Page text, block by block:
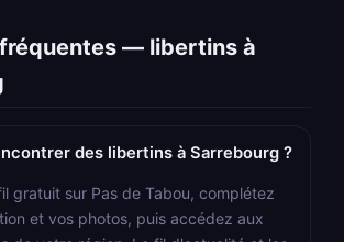
— libertins à
des libertins à Sarrebourg ?
gratuit sur Pas de Tabou, complétez
et vos photos, puis accédez aux